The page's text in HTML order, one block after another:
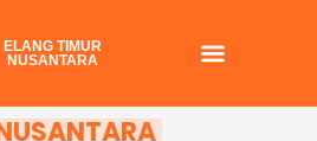
ELANG TIMUR
NUSANTARA